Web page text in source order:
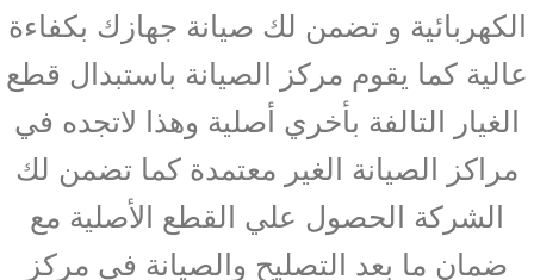
الكهربائية و تضمن لك صيانة جهازك بكفاءة
عالية كما يقوم مركز الصيانة باستبدال قطع
الغيار التالفة بأخري أصلية وهذا لاتجده في
مراكز الصيانة الغير معتمدة كما تضمن لك
الشركة الحصول علي القطع الأصلية مع
ضمان ما بعد التصليح والصيانة في مركز